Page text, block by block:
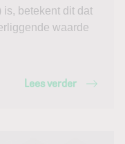
is, betekent dit dat
waarde
Lees verder